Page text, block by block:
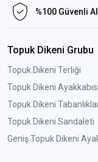
%100 Güvenli
Topuk Dikeni Grubu
Topuk Dikeni Terliği
Topuk Dikeni Ayakkabısı
Topuk Dikeni
Topuk Dikeni Sandaleti
Geniş Topuk Dikeni